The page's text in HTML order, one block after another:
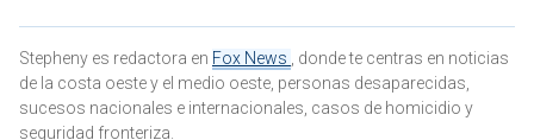
Stepheny es redactora en Fox News , donde te centras en noticias
de la costa oeste y el medio oeste, personas desaparecidas,
sucesos nacionales e internacionales, casos de homicidio y
seguridad fronteriza.